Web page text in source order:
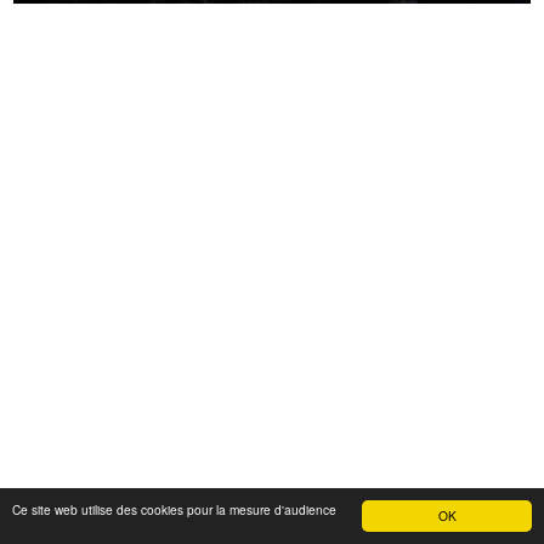
OK
Ce site web utilise des cookies pour la mesure d'audience